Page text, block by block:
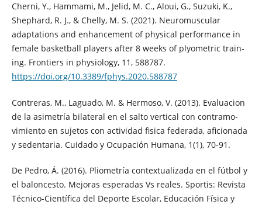
Cherni, Y., Hammami, M., Jelid, M. C., Aloui, G., Suzuki, K.,
Shephard, R. J., & Chelly, M. S. (2021). Neuromuscular
adaptations and enhancement of physical performance in
female basketball players after 8 weeks of plyometric train-
ing. Frontiers in physiology, 11, 588787.
https://doi.org/10.3389/fphys.2020.588787
Contreras, M., Laguado, M. & Hermoso, V. (2013). Evaluacion
de la asimetría bilateral en el salto vertical con contramo-
vimiento en sujetos con actividad fisica federada, aficionada
y sedentaria. Cuidado y Ocupación Humana, 1(1), 70-91.
De Pedro, Á. (2016). Pliometría contextualizada en el fútbol y
el baloncesto. Mejoras esperadas Vs reales. Sportis: Revista
Técnico-Científica del Deporte Escolar, Educación Física y